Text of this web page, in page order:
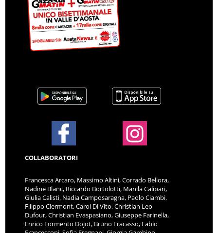
COLLABORATORI
Francesca Arcaro, Massimo Altini, Corrado Bellora,
Nadine Blanc, Riccardo Bortolotti, Manila Calipari,
Giulia Calisti, Nadia Camposaragna, Paolo Ciambi,
Filippo Clermont, Carol Di Vito, Christian Leo
Dufour, Christian Evaspasiano, Giuseppe Farinella,
Enrico Formento Dojot, Bruno Fracasso, Fabio